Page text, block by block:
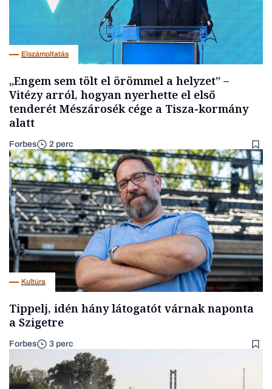
Elszámoltatás
„Engem sem tölt el örömmel a helyzet” –
Vitézy arról, hogyan nyerhette el első
tenderét Mészárosék cége a Tisza-kormány
alatt
Forbes 2 perc
Kultúra
Tippelj, idén hány látogatót várnak naponta
a Szigetre
Forbes 3 perc